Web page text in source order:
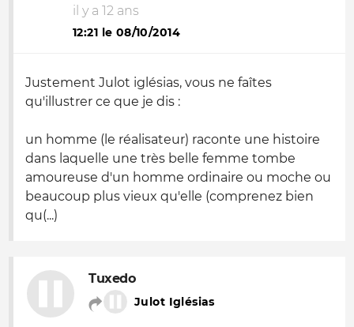
il y a 12 ans
12:21 le 08/10/2014
Justement Julot iglésias, vous ne faîtes
qu'illustrer ce que je dis :
un homme (le réalisateur) raconte une histoire
dans laquelle une très belle femme tombe
amoureuse d'un homme ordinaire ou moche ou
beaucoup plus vieux qu'elle (comprenez bien
qu(...)
Tuxedo
Julot Iglésias